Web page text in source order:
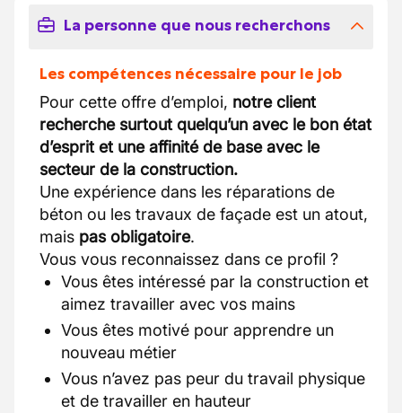
La personne que nous recherchons
Les compétences nécessaire pour le job
Pour cette offre d’emploi, notre client
recherche surtout quelqu’un avec le bon état
d’esprit et une affinité de base avec le
secteur de la construction.
Une expérience dans les réparations de
béton ou les travaux de façade est un atout,
mais pas obligatoire.
Vous vous reconnaissez dans ce profil ?
Vous êtes intéressé par la construction et
aimez travailler avec vos mains
Vous êtes motivé pour apprendre un
nouveau métier
Vous n’avez pas peur du travail physique
et de travailler en hauteur